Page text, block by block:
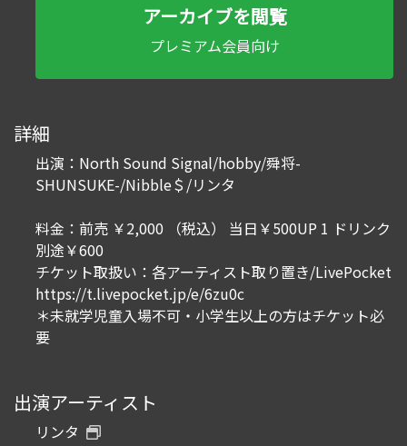
アーカイブを閲覧
プレミアム会員向け
詳細
出演：North Sound Signal/hobby/舜将-
SHUNSUKE-/Nibble＄/リンタ
料金：前売 ￥2,000 （税込） 当日￥500UP 1 ドリンク
別途￥600
チケット取扱い：各アーティスト取り置き/LivePocket
https://t.livepocket.jp/e/6zu0c
＊未就学児童入場不可・小学生以上の方はチケット必
要
出演アーティスト
リンタ